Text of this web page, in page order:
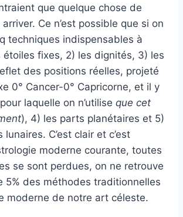
que quelque chose de
Ce n’est possible que si on
techniques indispensables à
étoiles fixes, 2) les dignités, 3) les
des positions réelles, projeté
0° Cancer-0° Capricorne, et il y
laquelle on n’utilise que cet
), 4) les parts planétaires et 5)
C’est clair et c’est
moderne courante, toutes
se sont perdues, on ne retrouve
5% des méthodes traditionnelles
moderne de notre art céleste.